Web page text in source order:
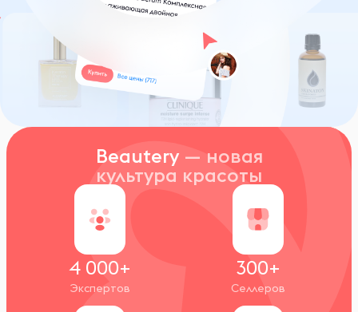
Beautery — новая
культура красоты
4 000+
Экспертов
300+
Селлеров